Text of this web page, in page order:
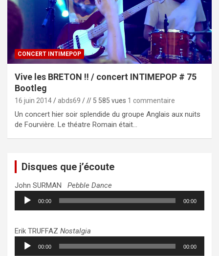
CONCERT INTIMEPOP
Vive les BRETON !! / concert INTIMEPOP # 75
Bootleg
16 juin 2014 abds69 // 5 585 vues 1 commentaire
Un concert hier soir splendide du groupe Anglais aux nuits
de Fourvière. Le théatre Romain était…
Disques que j’écoute
John SURMAN Pebble Dance
Lecteur
audio
00:00 00:00
Erik TRUFFAZ Nostalgia
Lecteur
audio
00:00 00:00